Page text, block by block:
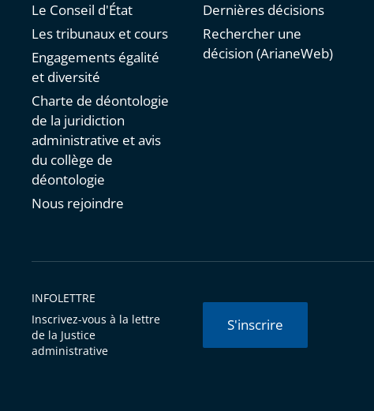
Le Conseil d'État
Les tribunaux et cours
Engagements égalité
et diversité
Charte de déontologie
de la juridiction
administrative et avis
du collège de
déontologie
Nous rejoindre
Dernières décisions
Rechercher une
décision (ArianeWeb)
INFOLETTRE
Inscrivez-vous à la lettre
de la Justice
administrative
S'inscrire